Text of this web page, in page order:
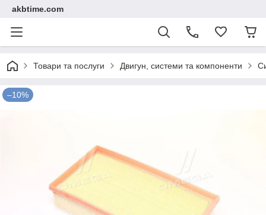
akbtime.com
Товари та послуги Двигун, системи та компоненти
–10%